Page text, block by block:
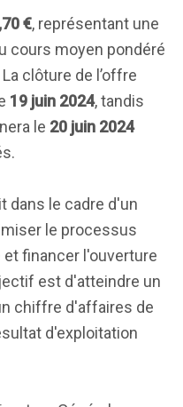
€, représentant une
cours moyen pondéré
clôture de l’offre
19 juin 2024, tandis
le 20 juin 2024
dans le cadre d'un
le processus
financer l'ouverture
est d'atteindre un
chiffre d'affaires de
d'exploitation